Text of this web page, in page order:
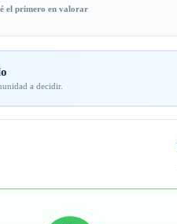
el primero en valorar
a decidir.